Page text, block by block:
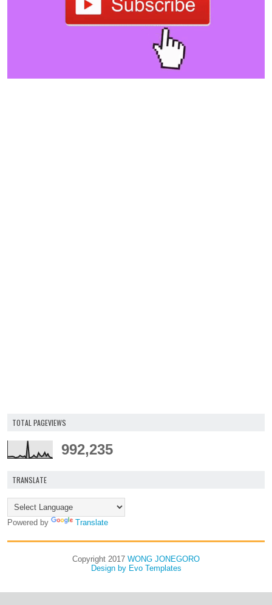
TOTAL PAGEVIEWS
992,235
TRANSLATE
Powered by Translate
Copyright 2017 WONG JONEGORO
Design by Evo Templates